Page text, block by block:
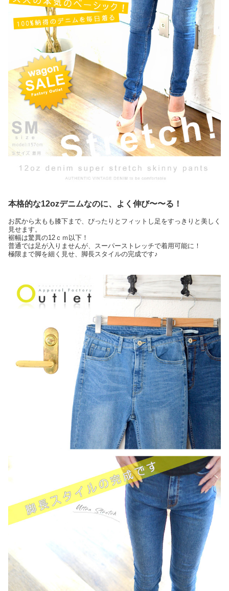
本格的な12ozデニムなのに、よく伸び〜〜る！
お尻から太もも膝下まで、ぴったりとフィットし足をすっきりと美しく
見せます。
裾幅は驚異の12ｃｍ以下！
普通では足が入りませんが、スーパーストレッチで着用可能に！
極限まで脚を細く見せ、脚長スタイルの完成です♪